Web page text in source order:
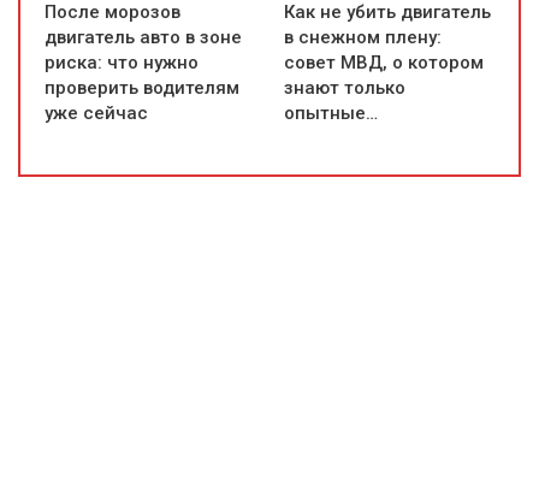
После морозов
двигатель авто в зоне
риска: что нужно
проверить водителям
уже сейчас
Как не убить двигатель
в снежном плену:
совет МВД, о котором
знают только
опытные…